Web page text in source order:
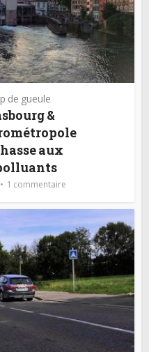
de gueule
&
aux
1 commentaire